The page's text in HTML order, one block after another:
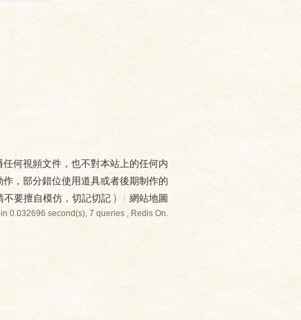
何視頻文件，也不對本站上的任何内
，部分錯位使用道具或者後期制作的
要擅自模仿，切記切記 ) | 網站地圖
0.032696 second(s), 7 queries , Redis On.